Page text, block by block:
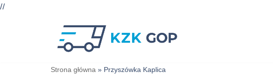
//
Strona główna » Przyszówka Kaplica